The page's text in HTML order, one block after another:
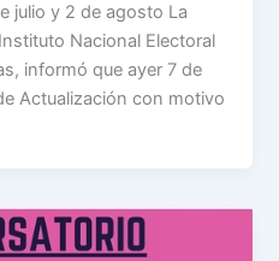
julio y 2 de agosto La
Nacional Electoral
informó que ayer 7 de
Actualización con motivo